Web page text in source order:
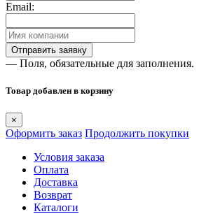
Email:
— Поля, обязательные для заполнения.
Товар добавлен в корзину
×
Оформить заказ Продолжить покупки
Условия заказа
Оплата
Доставка
Возврат
Каталоги